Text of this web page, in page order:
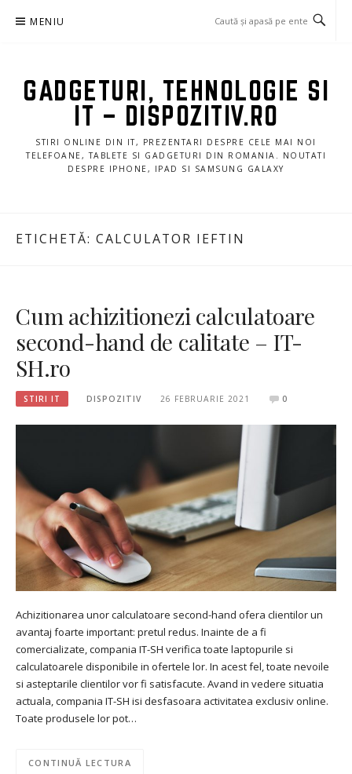
MENIU
GADGETURI, TEHNOLOGIE SI
IT – DISPOZITIV.RO
STIRI ONLINE DIN IT, PREZENTARI DESPRE CELE MAI NOI
TELEFOANE, TABLETE SI GADGETURI DIN ROMANIA. NOUTATI
DESPRE IPHONE, IPAD SI SAMSUNG GALAXY
ETICHETĂ: CALCULATOR IEFTIN
Cum achizitionezi calculatoare
second-hand de calitate – IT-
SH.ro
STIRI IT DISPOZITIV 26 FEBRUARIE 2021 0
Achizitionarea unor calculatoare second-hand ofera clientilor un
avantaj foarte important: pretul redus. Inainte de a fi
comercializate, compania IT-SH verifica toate laptopurile si
calculatoarele disponibile in ofertele lor. In acest fel, toate nevoile
si asteptarile clientilor vor fi satisfacute. Avand in vedere situatia
actuala, compania IT-SH isi desfasoara activitatea exclusiv online.
Toate produsele lor pot…
CONTINUĂ LECTURA